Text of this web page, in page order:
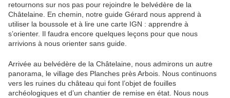
retournons sur nos pas pour rejoindre le belvédère de la
Châtelaine. En chemin, notre guide Gérard nous apprend à
utiliser la boussole et à lire une carte IGN : apprendre à
s’orienter. Il faudra encore quelques leçons pour que nous
arrivions à nous orienter sans guide.
Arrivée au belvédère de la Châtelaine, nous admirons un autre
panorama, le village des Planches près Arbois. Nous continuons
vers les ruines du château qui font l’objet de fouilles
archéologiques et d’un chantier de remise en état. Nous nous